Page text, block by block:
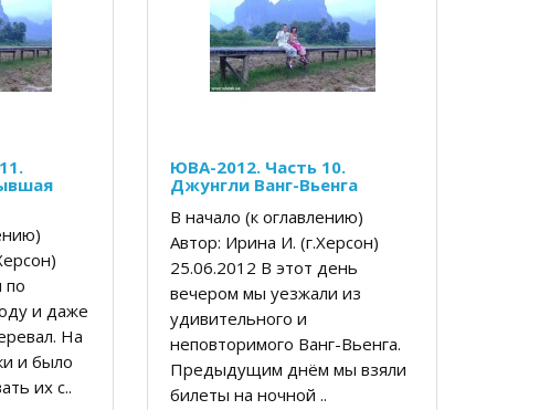
по
и даже
На
и было
их с..
ЮВА-2012. Часть 10.
Джунгли Ванг-Вьенга
В начало (к оглавлению)
Автор: Ирина И. (г.Херсон)
25.06.2012 В этот день
вечером мы уезжали из
удивительного и
неповторимого Ванг-Вьенга.
Предыдущим днём мы взяли
билеты на ночной ..